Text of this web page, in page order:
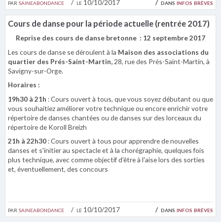
par saineabondance le 10/10/2017 dans infos brèves
Cours de danse pour la période actuelle (rentrée 2017)
par saineabondance le 10/10/2017 dans infos brèves
Reprise des cours de danse bretonne : 12 septembre 2017
Les cours de danse se déroulent à la Maison des associations du
quartier des Prés-Saint-Martin, 28, rue des Prés-Saint-Martin, à
Savigny-sur-Orge.
Horaires :
19h30 à 21h : Cours ouvert à tous, que vous soyez débutant ou que
vous souhaitiez améliorer votre technique ou encore enrichir votre
répertoire de danses chantées ou de danses sur des lorceaux du
répertoire de Koroll Breizh
21h à 22h30 : Cours ouvert à tous pour apprendre de nouvelles
danses et s'initier au spectacle et à la chorégraphie, quelques fois
plus technique, avec comme objectif d'être à l'aise lors des sorties
et, éventuellement, des concours